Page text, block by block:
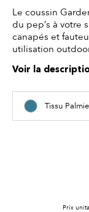
Le coussin
du pep’s à votre
canapés et
utilisation
Voir la
Tissu
Prix